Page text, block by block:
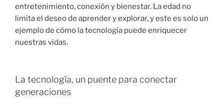
entretenimiento, conexión y bienestar. La edad no
limita el deseo de aprender y explorar, y este es solo un
ejemplo de cómo la tecnología puede enriquecer
nuestras vidas.
La tecnología, un puente para conectar
generaciones